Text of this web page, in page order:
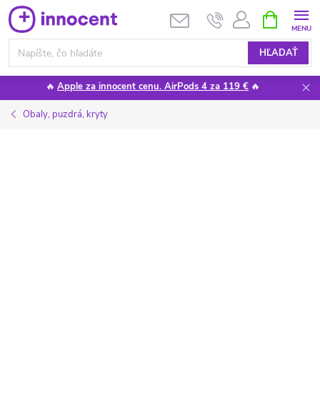
Prejsť
na
obsah
HĽADAŤ
KOŠÍK
🔥 Apple za innocent cenu. AirPods 4 za 119 € 🔥
Obaly, puzdrá, kryty